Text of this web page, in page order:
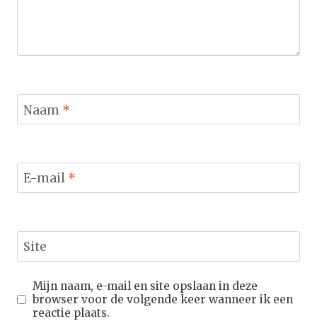
Naam *
E-mail *
Site
Mijn naam, e-mail en site opslaan in deze
browser voor de volgende keer wanneer ik een
reactie plaats.